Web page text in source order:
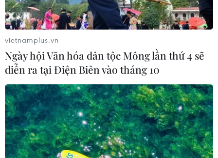
vietnamplus.vn
Ngày hội Văn hóa dân tộc Mông lần thứ 4 sẽ
diễn ra tại Điện Biên vào tháng 10